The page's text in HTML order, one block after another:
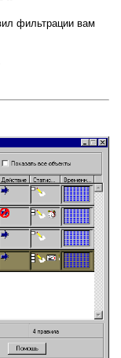
фильтрации вам